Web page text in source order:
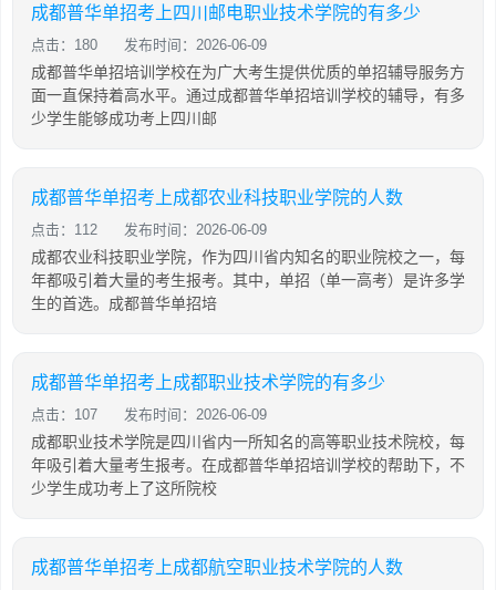
成都普华单招考上四川邮电职业技术学院的有多少
点击：180 发布时间：2026-06-09
成都普华单招培训学校在为广大考生提供优质的单招辅导服务方
面一直保持着高水平。通过成都普华单招培训学校的辅导，有多
少学生能够成功考上四川邮
成都普华单招考上成都农业科技职业学院的人数
点击：112 发布时间：2026-06-09
成都农业科技职业学院，作为四川省内知名的职业院校之一，每
年都吸引着大量的考生报考。其中，单招（单一高考）是许多学
生的首选。成都普华单招培
成都普华单招考上成都职业技术学院的有多少
点击：107 发布时间：2026-06-09
成都职业技术学院是四川省内一所知名的高等职业技术院校，每
年吸引着大量考生报考。在成都普华单招培训学校的帮助下，不
少学生成功考上了这所院校
成都普华单招考上成都航空职业技术学院的人数